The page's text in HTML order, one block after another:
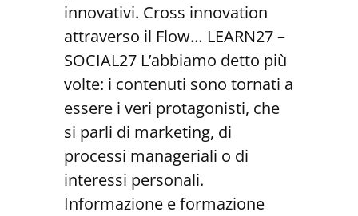
innovativi. Cross innovation
attraverso il Flow… LEARN27 –
SOCIAL27 L’abbiamo detto più
volte: i contenuti sono tornati a
essere i veri protagonisti, che
si parli di marketing, di
processi manageriali o di
interessi personali.
Informazione e formazione